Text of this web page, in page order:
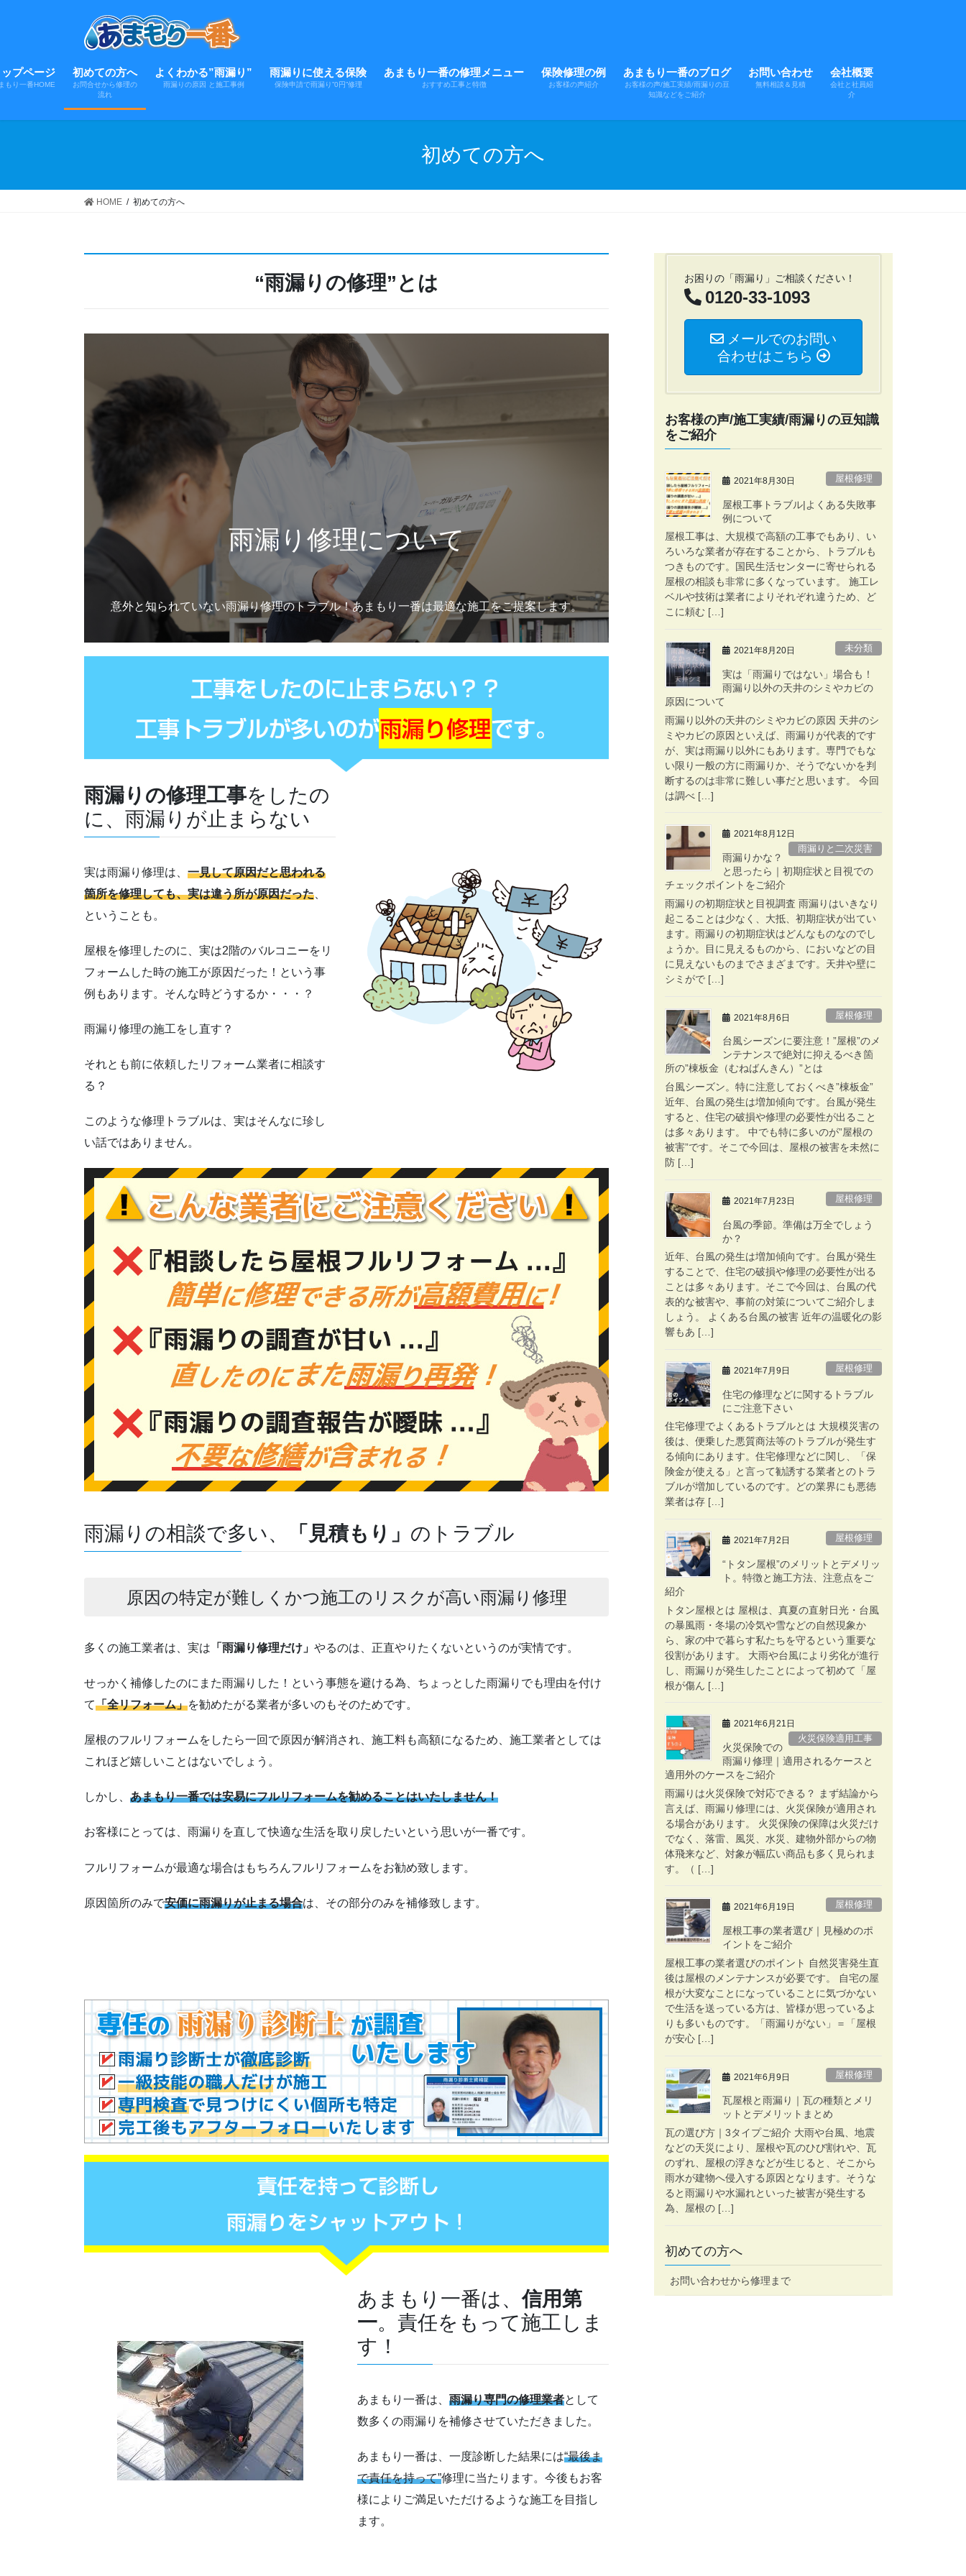
ツ
シプページ
もり一番HOME
初めての方へ
お問合せから修理の
流れ
よくわかる”雨漏り”
雨漏りの原因 と施工事例
雨漏りに使える保険
保険申請で雨漏り”0円”修理
あまもり一番の修理メニュー
おすすめ工事と特徴
保険修理の例
お客様の声紹介
あまもり一番のブログ
お客様の声/施工実績/雨漏りの豆
知識などをご紹介
お問い合わせ
無料相談＆見積
会社概要
会社と社員紹
介
初めての方へ
HOME 初めての方へ
“雨漏りの修理”とは
雨漏り修理について
意外と知られていない雨漏り修理のトラブル！あまもり一番は最適な施工をご提案します。
雨漏りの修理工事をしたの
に、雨漏りが止まらない
実は雨漏り修理は、 一見して原因だと思われる
箇所を修理しても、実は違う所が原因だった
ということも。
屋根を修理したのに、実は2階のバルコニーをリ
フォームした時の施工が原因だった！という事
例もあります。そんな時どうするか・・・？
雨漏り修理の施工をし直す？
それとも前に依頼したリフォーム業者に相談す
る？
このような修理トラブルは、実はそんなに珍し
い話ではありません。
雨漏りの相談で多い、 「見積もり」 のトラブル
原因の特定が難しくかつ施工のリスクが高い雨漏り修理
多くの施工業者は、実は 「雨漏り修理だけ」 やるのは、正直やりたくないというのが実情です。
せっかく補修したのにまた雨漏りした！という事態を避ける為、ちょっとした雨漏りでも理由を付け
て「全リフォーム」を勧めたがる業者が多いのもそのためです。
屋根のフルリフォームをしたら一回で原因が解消され、施工料も高額になるため、施工業者としては
これほど嬉しいことはないでしょう。
しかし、 あまもり一番では安易にフルリフォームを勧めることはいたしません！
お客様にとっては、雨漏りを直して快適な生活を取り戻したいという思いが一番です。
フルリフォームが最適な場合はもちろんフルリフォームをお勧め致します。
原因箇所のみで安価に雨漏りが止まる場合は、その部分のみを補修致します。
あまもり一番は、信用第
一。責任をもって施工しま
す！
あまもり一番は、 雨漏り専門の修理業者として
数多くの雨漏りを補修させていただきました。
あまもり一番は、一度診断した結果には“最後ま
で責任を持って”修理に当たります。今後もお客
様によりご満足いただけるような施工を目指し
ます。
お困りの「雨漏り」ご相談ください！
0120-33-1093
メールでのお問い
合わせはこちら
お客様の声/施工実績/雨漏りの豆知識
をご紹介
2021年8月30日 屋根修理
屋根工事トラブル|よくある失敗事
例について
屋根工事は、大規模で高額の工事でもあり、い
ろいろな業者が存在することから、トラブルも
つきものです。国民生活センターに寄せられる
屋根の相談も非常に多くなっています。 施工レ
ベルや技術は業者によりそれぞれ違うため、ど
こに頼む […]
2021年8月20日 未分類
実は「雨漏りではない」場合も！
雨漏り以外の天井のシミやカビの
原因について
雨漏り以外の天井のシミやカビの原因 天井のシ
ミやカビの原因といえば、雨漏りが代表的です
が、実は雨漏り以外にもあります。専門でもな
い限り一般の方に雨漏りか、そうでないかを判
断するのは非常に難しい事だと思います。 今回
は調べ […]
2021年8月12日
雨漏りと二次災害
雨漏りかな？
と思ったら｜初期症状と目視での
チェックポイントをご紹介
雨漏りの初期症状と目視調査 雨漏りはいきなり
起こることは少なく、大抵、初期症状が出てい
ます。雨漏りの初期症状はどんなものなのでし
ょうか。目に見えるものから、においなどの目
に見えないものまでさまざまです。天井や壁に
シミがで […]
2021年8月6日 屋根修理
台風シーズンに要注意！”屋根”のメ
ンテナンスで絶対に抑えるべき箇
所の”棟板金（むねばんきん）”とは
台風シーズン。特に注意しておくべき”棟板金”
近年、台風の発生は増加傾向です。台風が発生
すると、住宅の破損や修理の必要性が出ること
は多々あります。 中でも特に多いのが”屋根の
被害”です。そこで今回は、屋根の被害を未然に
防 […]
2021年7月23日 屋根修理
台風の季節。準備は万全でしょう
か？
近年、台風の発生は増加傾向です。台風が発生
することで、住宅の破損や修理の必要性が出る
ことは多々あります。そこで今回は、台風の代
表的な被害や、事前の対策についてご紹介しま
しょう。 よくある台風の被害 近年の温暖化の影
響もあ […]
2021年7月9日 屋根修理
住宅の修理などに関するトラブル
にご注意下さい
住宅修理でよくあるトラブルとは 大規模災害の
後は、便乗した悪質商法等のトラブルが発生す
る傾向にあります。住宅修理などに関し、「保
険金が使える」と言って勧誘する業者とのトラ
ブルが増加しているのです。どの業界にも悪徳
業者は存 […]
2021年7月2日 屋根修理
“トタン屋根”のメリットとデメリッ
ト。特徴と施工方法、注意点をご
紹介
トタン屋根とは 屋根は、真夏の直射日光・台風
の暴風雨・冬場の冷気や雪などの自然現象か
ら、家の中で暮らす私たちを守るという重要な
役割があります。 大雨や台風により劣化が進行
し、雨漏りが発生したことによって初めて「屋
根が傷ん […]
2021年6月21日
火災保険適用工事
火災保険での
雨漏り修理｜適用されるケースと
適用外のケースをご紹介
雨漏りは火災保険で対応できる？ まず結論から
言えば、雨漏り修理には、火災保険が適用され
る場合があります。 火災保険の保障は火災だけ
でなく、落雷、風災、水災、建物外部からの物
体飛来など、対象が幅広い商品も多く見られま
す。（ […]
2021年6月19日 屋根修理
屋根工事の業者選び｜見極めのポ
イントをご紹介
屋根工事の業者選びのポイント 自然災害発生直
後は屋根のメンテナンスが必要です。 自宅の屋
根が大変なことになっていることに気づかない
で生活を送っている方は、皆様が思っているよ
りも多いものです。「雨漏りがない」＝「屋根
が安心 […]
2021年6月9日 屋根修理
瓦屋根と雨漏り｜瓦の種類とメリ
ットとデメリットまとめ
瓦の選び方｜3タイプご紹介 大雨や台風、地震
などの天災により、屋根や瓦のひび割れや、瓦
のずれ、屋根の浮きなどが生じると、そこから
雨水が建物へ侵入する原因となります。そうな
ると雨漏りや水漏れといった被害が発生する
為、屋根の […]
初めての方へ
お問い合わせから修理まで